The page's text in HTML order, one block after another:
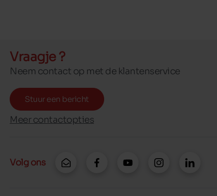
Vraagje ?
Neem contact op met de klantenservice
Stuur een bericht
Meer contactopties
Volg ons